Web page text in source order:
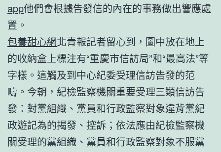
app他們會根據告發信的內在的事務做出響應處
置。
包養甜心網北青報記者留心到，圖中放在地上
的收納盒上標注有“重慶市信訪局”和“最高法”等
字樣。這觸及到中心紀委受理信訪告發的范
疇。今朝，紀檢監察機關重要受理三類信訪告
發：對黨組織、黨員和行政監察對象違背黨紀
政遊記為的揭發、控訴；依法應由紀檢監察機
關受理的黨組織、黨員和行政監察對象不服黨